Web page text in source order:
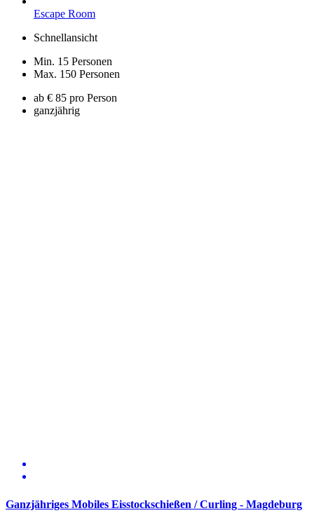
Escape Room
Schnellansicht
Min. 15 Personen
Max. 150 Personen
ab € 85 pro Person
ganzjährig
Ganzjähriges Mobiles Eisstockschießen / Curling - Magdeburg